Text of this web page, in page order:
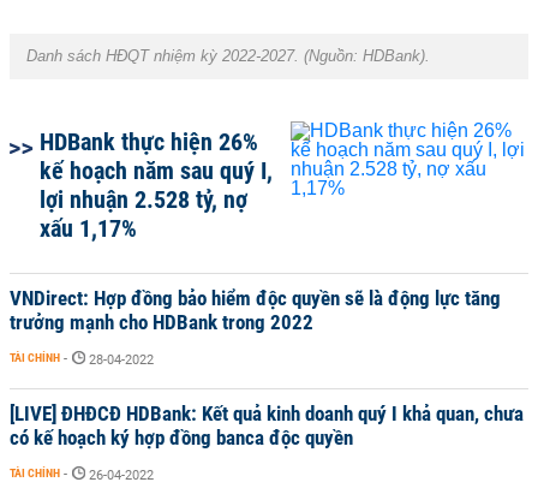
Danh sách HĐQT nhiệm kỳ 2022-2027. (Nguồn: HDBank).
HDBank thực hiện 26%
kế hoạch năm sau quý I,
lợi nhuận 2.528 tỷ, nợ
xấu 1,17%
VNDirect: Hợp đồng bảo hiểm độc quyền sẽ là động lực tăng
trưởng mạnh cho HDBank trong 2022
TÀI CHÍNH - 28-04-2022
[LIVE] ĐHĐCĐ HDBank: Kết quả kinh doanh quý I khả quan, chưa
có kế hoạch ký hợp đồng banca độc quyền
TÀI CHÍNH - 26-04-2022